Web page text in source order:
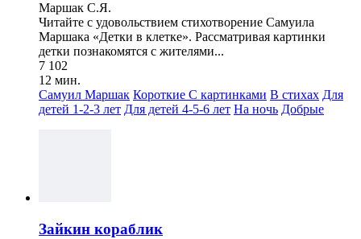
Маршак С.Я.
Читайте с удовольствием стихотворение Самуила
Маршака «Детки в клетке». Рассматривая картинки
детки познакомятся с жителями...
7 102
12 мин.
Самуил Маршак Короткие С картинками В стихах Для
детей 1-2-3 лет Для детей 4-5-6 лет На ночь Добрые
Зайкин кораблик